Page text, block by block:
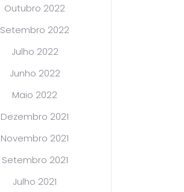
Outubro 2022
Setembro 2022
Julho 2022
Junho 2022
Maio 2022
Dezembro 2021
Novembro 2021
Setembro 2021
Julho 2021